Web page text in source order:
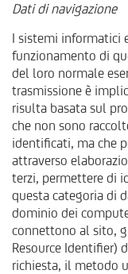
Dati di navigazione
I sistemi informatici
funzionamento di
del loro normale
trasmissione è
risulta basata sul
che non sono
identificati, ma che
attraverso
terzi, permettere di
questa categoria di
dominio dei
connettono al sito,
Resource Identifier)
richiesta, il metodo